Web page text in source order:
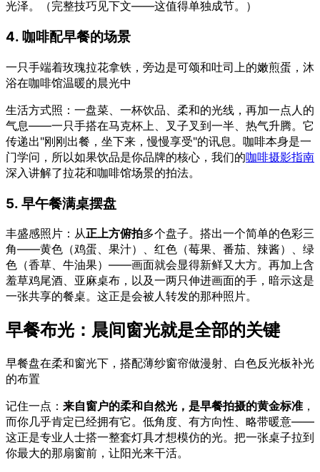
光泽。（完整技巧见下文——这值得单独成节。）
4. 咖啡配早餐的场景
一只手端着玫瑰拉花拿铁，旁边是可颂和吐司上的嫩煎蛋，沐
浴在咖啡馆温暖的晨光中
生活方式照：一盘菜、一杯饮品、柔和的光线，再加一点人的
气息——一只手搭在马克杯上、叉子叉到一半、热气升腾。它
传递出"刚刚出餐，坐下来，慢慢享受"的讯息。咖啡本身是一
门学问，所以如果饮品是你品牌的核心，我们的咖啡摄影指南
深入讲解了拉花和咖啡馆场景的拍法。
5. 早午餐满桌摆盘
丰盛感照片：从正上方俯拍多个盘子。搭出一个简单的色彩三
角——黄色（鸡蛋、果汁）、红色（莓果、番茄、辣酱）、绿
色（香草、牛油果）——画面就会显得新鲜又大方。再加上含
羞草鸡尾酒、亚麻桌布，以及一两只伸进画面的手，暗示这是
一张共享的餐桌。这正是会被人转发的那种照片。
早餐布光：晨间窗光就是全部的关键
早餐盘在柔和窗光下，搭配薄纱窗帘做漫射、白色反光板补光
的布置
记住一点： 来自窗户的柔和自然光，是早餐拍摄的黄金标准 ，
而你几乎肯定已经拥有它。低角度、有方向性、略带暖意——
这正是专业人士搭一整套灯具才想模仿的光。把一张桌子拉到
你最大的那扇窗前，让阳光来干活。